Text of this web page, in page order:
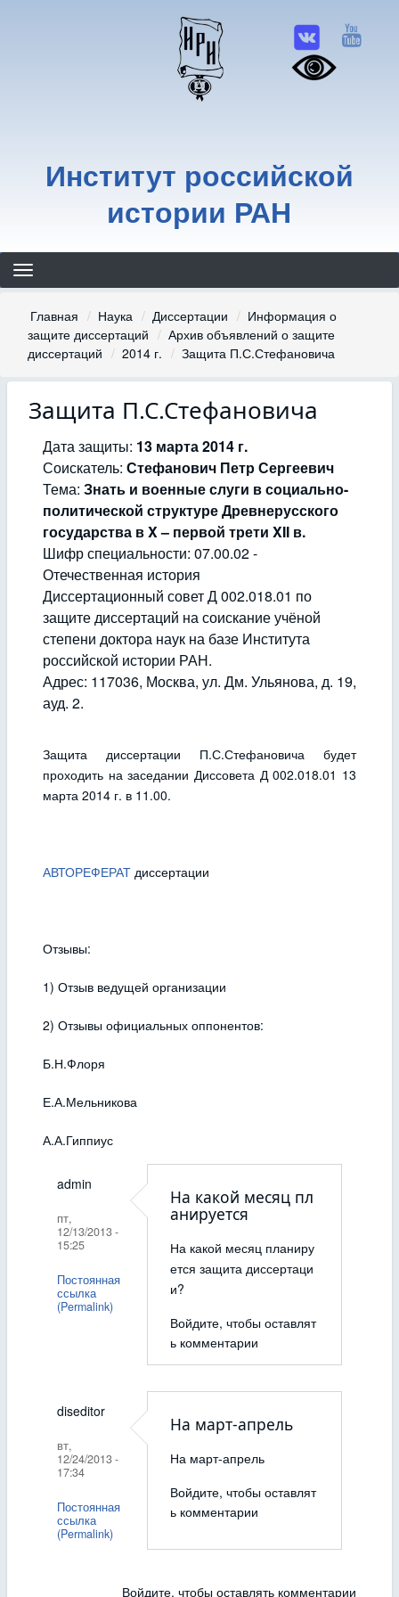
Институт российской
истории РАН
Строка
навигации
Главная Наука Диссертации
Информация о
защите диссертаций
Архив объявлений о защите
диссертаций
2014 г. Защита П.С.Стефановича
Защита П.С.Стефановича
Дата защиты: 13 марта 2014 г.
Соискатель: Стефанович Петр Сергеевич
Тема: Знать и военные слуги в социально-
политической структуре Древнерусского
государства в X – первой трети XII в.
Шифр специальности: 07.00.02 -
Отечественная история
Диссертационный совет Д 002.018.01 по
защите диссертаций на соискание учёной
степени доктора наук на базе Института
российской истории РАН.
Адрес: 117036, Москва, ул. Дм. Ульянова, д. 19,
ауд. 2.
Защита диссертации П.С.Стефановича будет
проходить на заседании Диссовета Д 002.018.01 13
марта 2014 г. в 11.00.
АВТОРЕФЕРАТ диссертации
Отзывы:
1) Отзыв ведущей организации
2) Отзывы официальных оппонентов:
Б.Н.Флоря
Е.А.Мельникова
А.А.Гиппиус
admin
пт,
12/13/2013 -
15:25
Постоянная
ссылка
(Permalink)
На какой месяц пл
анируется
На какой месяц планиру
ется защита диссертаци
и?
Войдите, чтобы оставлят
ь комментарии
diseditor
вт,
12/24/2013 -
17:34
Постоянная
ссылка
(Permalink)
На март-апрель
На март-апрель
Войдите, чтобы оставлят
ь комментарии
Войдите, чтобы оставлять комментарии